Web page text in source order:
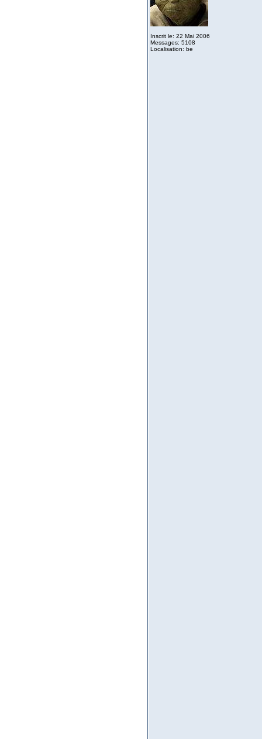
Inscrit le: 22 Mai 2006
Messages: 5108
Localisation: be